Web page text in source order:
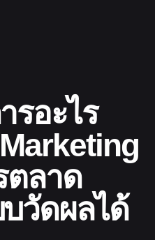
รอะไร
ตลาด
วัดผลได้